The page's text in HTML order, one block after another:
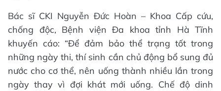
Bác sĩ CKI Nguyễn Đức Hoàn – Khoa Cấp cứu,
chống độc, Bệnh viện Đa khoa tỉnh Hà Tĩnh
khuyến cáo: “Để đảm bảo thể trạng tốt trong
những ngày thi, thí sinh cần chủ động bổ sung đủ
nước cho cơ thể, nên uống thành nhiều lần trong
ngày thay vì đợi khát mới uống. Chế độ dinh